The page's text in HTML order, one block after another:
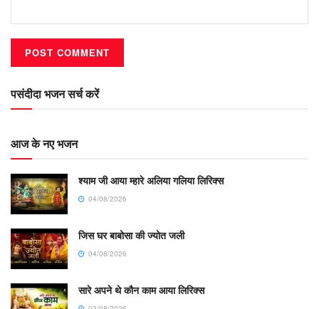
पसंदीदा भजन सर्च करें
आज के नए भजन
श्याम जी आया म्हारे अलिया गलिया लिरिक्स
04/08/2026
जिस घर बाबोसा की ज्योत जली
04/08/2026
सारे अपने थे कौन काम आया लिरिक्स